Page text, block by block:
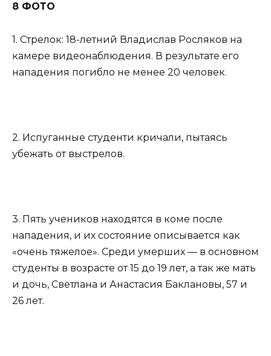
8 ФОТО
1. Стрелок: 18-летний Владислав Росляков на
камере видеонаблюдения. В результате его
нападения погибло не менее 20 человек.
2. Испуганные студенти кричали, пытаясь
убежать от выстрелов.
3. Пять учеников находятся в коме после
нападения, и их состояние описывается как
«очень тяжелое». Среди умерших — в основном
студенты в возрасте от 15 до 19 лет, а так же мать
и дочь, Светлана и Анастасия Баклановы, 57 и
26 лет.